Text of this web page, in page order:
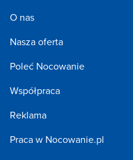
O nas
Nasza oferta
Poleć Nocowanie
Współpraca
Reklama
Praca w Nocowanie.pl